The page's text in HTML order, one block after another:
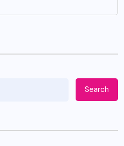
Search